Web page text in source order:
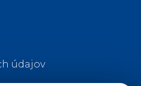
údajov